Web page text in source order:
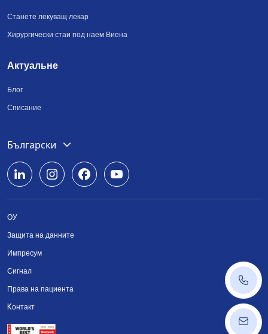
Станете лекуващ лекар
Хирургически стаи под наем Виена
Актуальне
Блог
Списание
Български
Deutsch
English
Srpski
ОУ
Защита на данните
Импресум
Сигнал
Права на пациента
Kонтакт
+43